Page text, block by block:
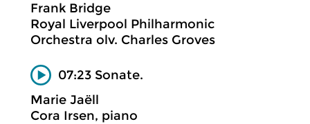
Frank Bridge
Royal Liverpool Philharmonic
Orchestra olv. Charles Groves
07:23 Sonate.
Marie Jaëll
Cora Irsen, piano